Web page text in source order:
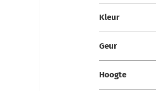
Kleur
Geur
Hoogte